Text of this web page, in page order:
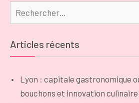
Rechercher :
Articles récents
Lyon : capitale gastronomique
bouchons et innovation